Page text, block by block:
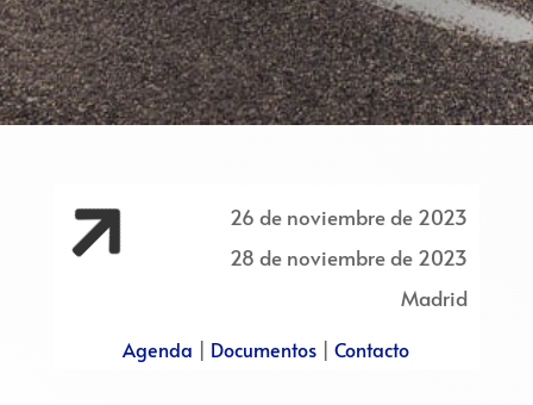

26 de noviembre de 2023
28 de noviembre de 2023
Madrid
Agenda | Documentos |Contacto